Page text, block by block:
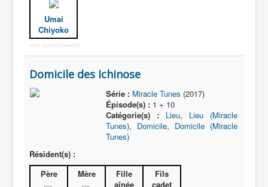
Umai
Chiyoko
More Joomla Extensions
Domicile des Ichinose
Série : Miracle Tunes (2017)
Épisode(s) :1 + 10
Catégorie(s) :
Lieu, Lieu (Miracle
Tunes), Domicile, Domicile (Miracle
Tunes)
Résident(s) :
Père
Mère
Fille
aînée
Fils
cadet